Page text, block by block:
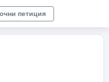
петиция